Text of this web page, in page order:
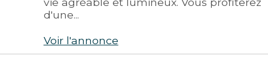
d'une...
Voir l'annonce